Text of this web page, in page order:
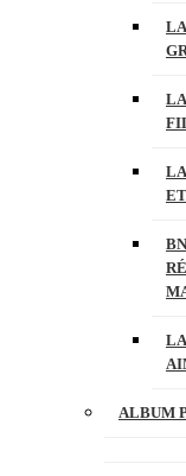
ALBUM